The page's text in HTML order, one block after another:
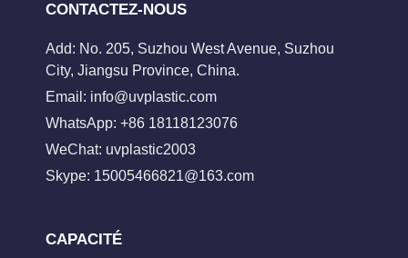
CONTACTEZ-NOUS
Add: No. 205, Suzhou West Avenue, Suzhou
City, Jiangsu Province, China.
Email: info@uvplastic.com
WhatsApp: +86 18118123076
WeChat: uvplastic2003
Skype: 15005466821@163.com
CAPACITÉ